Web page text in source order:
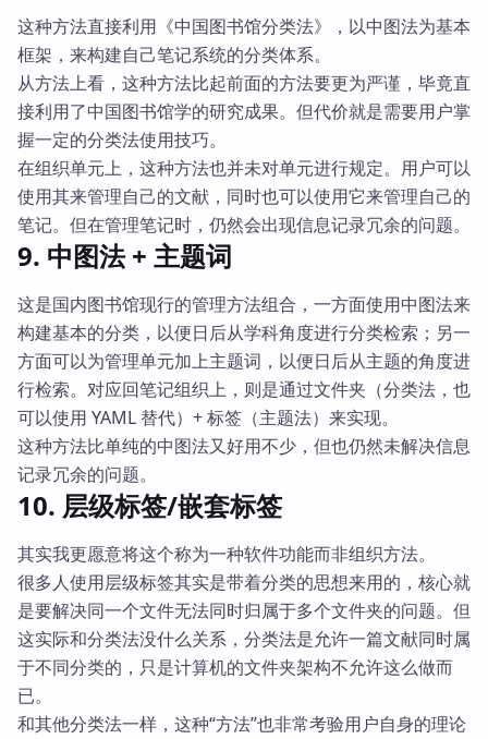
这种方法直接利用《中国图书馆分类法》，以中图法为基本
框架，来构建自己笔记系统的分类体系。
从方法上看，这种方法比起前面的方法要更为严谨，毕竟直
接利用了中国图书馆学的研究成果。但代价就是需要用户掌
握一定的分类法使用技巧。
在组织单元上，这种方法也并未对单元进行规定。用户可以
使用其来管理自己的文献，同时也可以使用它来管理自己的
笔记。但在管理笔记时，仍然会出现信息记录冗余的问题。
9. 中图法 + 主题词
这是国内图书馆现行的管理方法组合，一方面使用中图法来
构建基本的分类，以便日后从学科角度进行分类检索；另一
方面可以为管理单元加上主题词，以便日后从主题的角度进
行检索。对应回笔记组织上，则是通过文件夹（分类法，也
可以使用 YAML 替代）+ 标签（主题法）来实现。
这种方法比单纯的中图法又好用不少，但也仍然未解决信息
记录冗余的问题。
10. 层级标签/嵌套标签
其实我更愿意将这个称为一种软件功能而非组织方法。
很多人使用层级标签其实是带着分类的思想来用的，核心就
是要解决同一个文件无法同时归属于多个文件夹的问题。但
这实际和分类法没什么关系，分类法是允许一篇文献同时属
于不同分类的，只是计算机的文件夹架构不允许这么做而
已。
和其他分类法一样，这种“方法”也非常考验用户自身的理论